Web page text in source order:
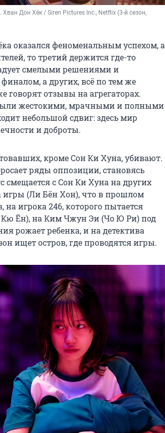
Дон Хёк / Siren Pictures Inc., Netflix (3-й сезон,
оказался феноменальным успехом, а
то третий держится где-то
смелыми решениями и
а других, всё по тем же
говорят отзывы на агрегаторах.
жестокими, мрачными и полными
небольшой сдвиг: здесь мир
и доброты.
кроме Сон Ки Хуна, убивают.
ряды оппозиции, становясь
с Сон Ки Хуна на других
игры (Ли Бён Хон), что в прошлом
игрока 246, которого пытается
Кю Ён), на Ким Чжун Эи (Чо Ю Ри) под
рожает ребенка, и на детектива
ищет остров, где проводятся игры.